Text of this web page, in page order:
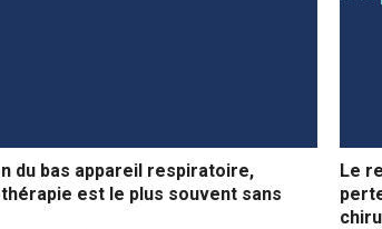
du bas appareil respiratoire,
est le plus souvent sans
Le